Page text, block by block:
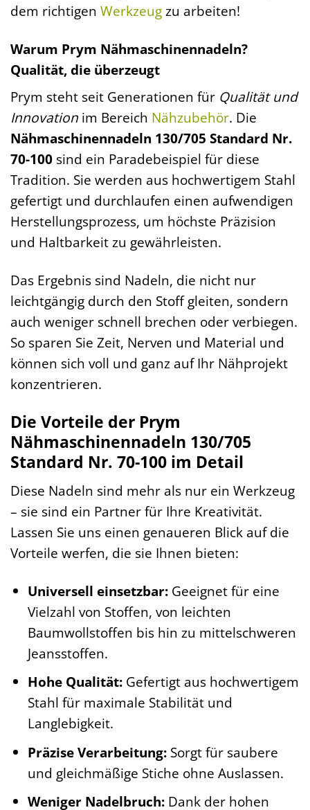
dem richtigen Werkzeugzu arbeiten!
Warum Prym Nähmaschinennadeln?
Qualität, die überzeugt
Prym steht seit Generationen für Qualität und
Innovation im Bereich Nähzubehör. Die
Nähmaschinennadeln 130/705 Standard Nr.
70-100 sind ein Paradebeispiel für diese
Tradition. Sie werden aus hochwertigem Stahl
gefertigt und durchlaufen einen aufwendigen
Herstellungsprozess, um höchste Präzision
und Haltbarkeit zu gewährleisten.
Das Ergebnis sind Nadeln, die nicht nur
leichtgängig durch den Stoff gleiten, sondern
auch weniger schnell brechen oder verbiegen.
So sparen Sie Zeit, Nerven und Material und
können sich voll und ganz auf Ihr Nähprojekt
konzentrieren.
Die Vorteile der Prym
Nähmaschinennadeln 130/705
Standard Nr. 70-100 im Detail
Diese Nadeln sind mehr als nur ein Werkzeug
– sie sind ein Partner für Ihre Kreativität.
Lassen Sie uns einen genaueren Blick auf die
Vorteile werfen, die sie Ihnen bieten:
Universell einsetzbar:Geeignet für eine
Vielzahl von Stoffen, von leichten
Baumwollstoffen bis hin zu mittelschweren
Jeansstoffen.
Hohe Qualität:Gefertigt aus hochwertigem
Stahl für maximale Stabilität und
Langlebigkeit.
Präzise Verarbeitung:Sorgt für saubere
und gleichmäßige Stiche ohne Auslassen.
Weniger Nadelbruch:Dank der hohen